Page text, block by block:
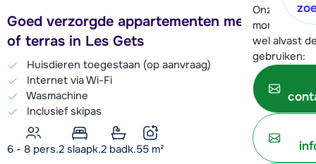
Onze
moment
wel alvast
gebruiken:
Goed verzorgde appartementen met balkon
of terras in Les Gets
Huisdieren toegestaan (op aanvraag)
Internet via Wi-Fi
Wasmachine
Inclusief skipas
6 - 8 pers.2 slaapk.2 badk.55 m²